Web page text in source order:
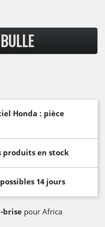
Honda : pièce
produits en stock
14 jours
brise pour Africa